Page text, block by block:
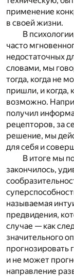
применение
в своей жизни.
В
часто
недостаточных
словами, мы
тогда, когда не
пришли, и когда,
возможно.
получил
рецепторов, за
решение, мы
для себя и
В итоге мы
закончилось,
называемая
предвидения,
случае — как
значительного
прогнозировать
и не может
направление